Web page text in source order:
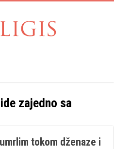
zajedno sa
tokom dženaze i